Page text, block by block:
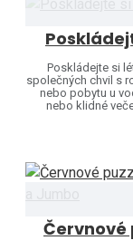
Poskládejte si
společných chvil s
nebo pobytu u
nebo klidné